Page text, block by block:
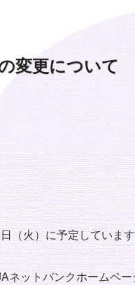
変更について
（火）に予定していま
ットバンクホームペ